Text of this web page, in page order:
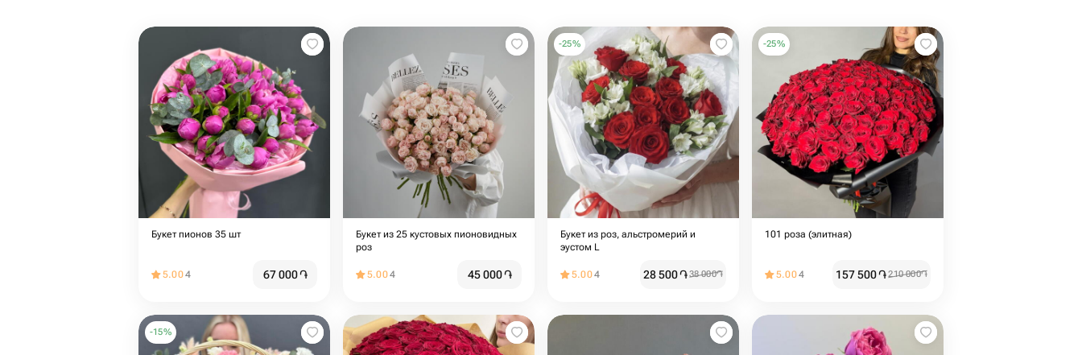
Букет пионов 35 шт
5.004 67 000֏
Букет из 25 кустовых пионовидных
роз
5.004 45 000֏
-25%
Букет из роз, альстромерий и
эустом L
5.004 28 500֏38 000֏
-25%
101 роза (элитная)
5.004 157 500֏210 000֏
-15%